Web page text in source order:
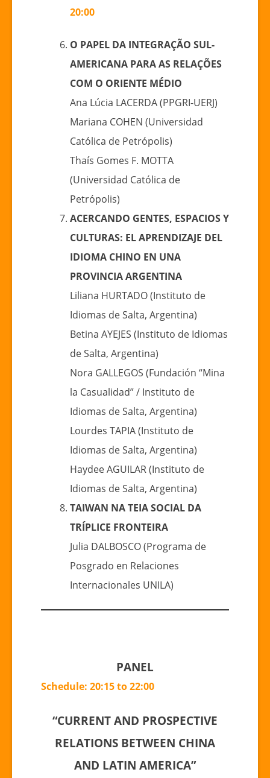
20:00
O PAPEL DA INTEGRAÇÃO SUL-
AMERICANA PARA AS RELAÇÕES
COM O ORIENTE MÉDIO
Ana Lúcia LACERDA (PPGRI-UERJ)
Mariana COHEN (Universidad
Católica de Petrópolis)
Thaís Gomes F. MOTTA
(Universidad Católica de
Petrópolis)
ACERCANDO GENTES, ESPACIOS Y
CULTURAS: EL APRENDIZAJE DEL
IDIOMA CHINO EN UNA
PROVINCIA ARGENTINA
Liliana HURTADO (Instituto de
Idiomas de Salta, Argentina)
Betina AYEJES (Instituto de Idiomas
de Salta, Argentina)
Nora GALLEGOS (Fundación “Mina
la Casualidad” / Instituto de
Idiomas de Salta, Argentina)
Lourdes TAPIA (Instituto de
Idiomas de Salta, Argentina)
Haydee AGUILAR (Instituto de
Idiomas de Salta, Argentina)
TAIWAN NA TEIA SOCIAL DA
TRÍPLICE FRONTEIRA
Julia DALBOSCO (Programa de
Posgrado en Relaciones
Internacionales UNILA)
PANEL
Schedule: 20:15 to 22:00
“CURRENT AND PROSPECTIVE
RELATIONS BETWEEN CHINA
AND LATIN AMERICA”